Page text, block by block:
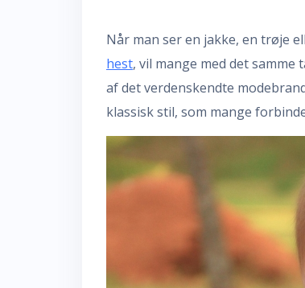
Når man ser en jakke, en trøje
hest, vil mange med det
af det verdenskendte
klassisk stil, som mange